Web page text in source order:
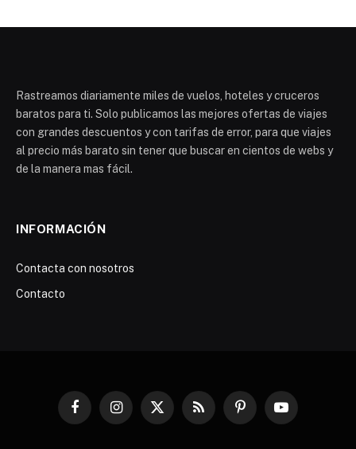
Rastreamos diariamente miles de vuelos, hoteles y cruceros
baratos para ti. Solo publicamos las mejores ofertas de viajes
con grandes descuentos y con tarifas de error, para que viajes
al precio más barato sin tener que buscar en cientos de webs y
de la manera mas fácil.
INFORMACIÓN
Contacta con nosotros
Contacto
FacebookInstagram
X
RSS PinterestYouTube